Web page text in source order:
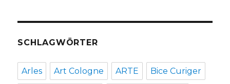
SCHLAGWÖRTER
Arles Art Cologne ARTE Bice Curiger